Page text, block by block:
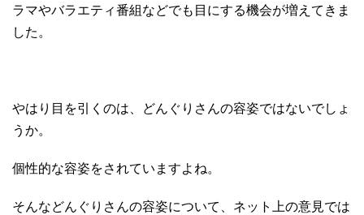
ラマやバラエティ番組などでも目にする機会が増えてきま
した。
やはり目を引くのは、どんぐりさんの容姿ではないでしょ
うか。
個性的な容姿をされていますよね。
そんなどんぐりさんの容姿について、ネット上の意見では